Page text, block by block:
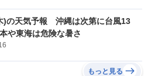
)の天気予報 沖縄は次第に台風13
や東海は危険な暑さ
もっと見る